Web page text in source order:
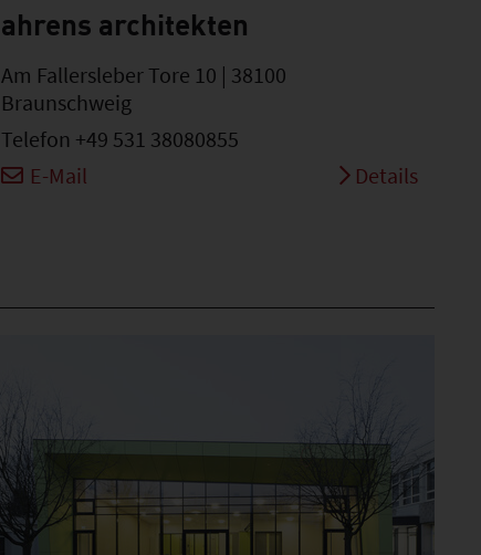
ahrens architekten
Am Fallersleber Tore 10 | 38100
Braunschweig
Telefon +49 531 38080855
E-Mail
Details